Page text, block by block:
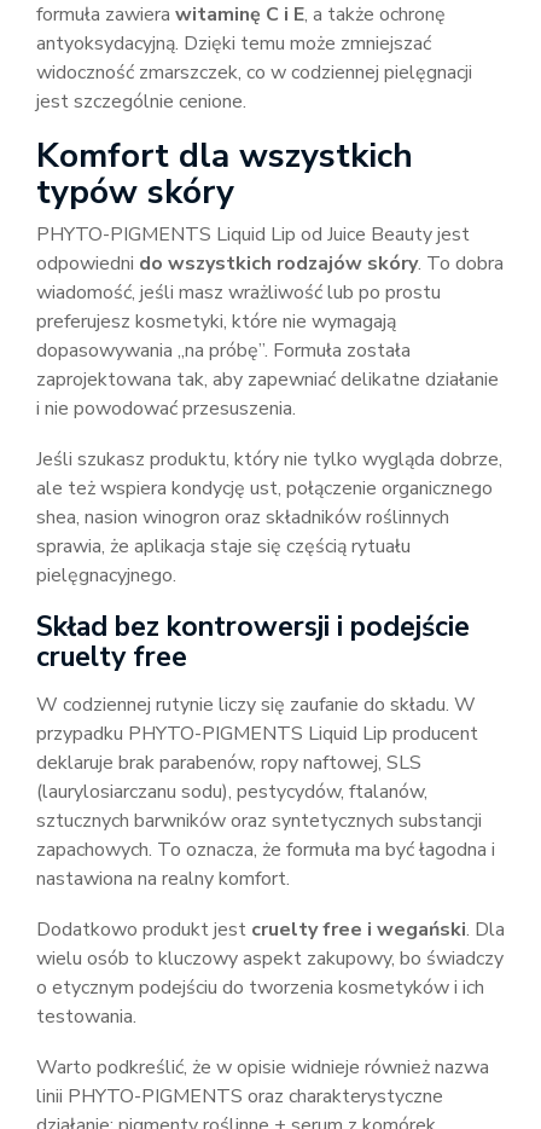
formuła zawiera witaminę C i E, a także ochronę
antyoksydacyjną. Dzięki temu może zmniejszać
widoczność zmarszczek, co w codziennej pielęgnacji
jest szczególnie cenione.
Komfort dla wszystkich
typów skóry
PHYTO-PIGMENTS Liquid Lip od Juice Beauty jest
odpowiedni do wszystkich rodzajów skóry. To dobra
wiadomość, jeśli masz wrażliwość lub po prostu
preferujesz kosmetyki, które nie wymagają
dopasowywania „na próbę”. Formuła została
zaprojektowana tak, aby zapewniać delikatne działanie
i nie powodować przesuszenia.
Jeśli szukasz produktu, który nie tylko wygląda dobrze,
ale też wspiera kondycję ust, połączenie organicznego
shea, nasion winogron oraz składników roślinnych
sprawia, że aplikacja staje się częścią rytuału
pielęgnacyjnego.
Skład bez kontrowersji i podejście
cruelty free
W codziennej rutynie liczy się zaufanie do składu. W
przypadku PHYTO-PIGMENTS Liquid Lip producent
deklaruje brak parabenów, ropy naftowej, SLS
(laurylosiarczanu sodu), pestycydów, ftalanów,
sztucznych barwników oraz syntetycznych substancji
zapachowych. To oznacza, że formuła ma być łagodna i
nastawiona na realny komfort.
Dodatkowo produkt jest cruelty free i wegański. Dla
wielu osób to kluczowy aspekt zakupowy, bo świadczy
o etycznym podejściu do tworzenia kosmetyków i ich
testowania.
Warto podkreślić, że w opisie widnieje również nazwa
linii PHYTO-PIGMENTS oraz charakterystyczne